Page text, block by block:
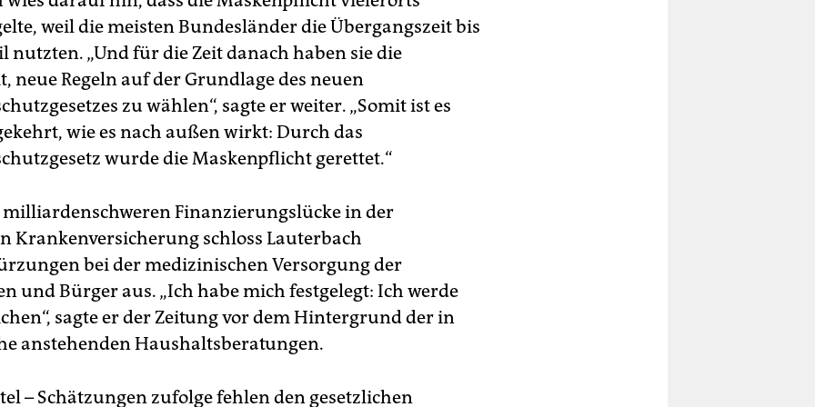
weil die meisten Bundesländer die Übergangszeit bis
nutzten. „Und für die Zeit danach haben sie die
neue Regeln auf der Grundlage des neuen
zu wählen“, sagte er weiter. „Somit ist es
wie es nach außen wirkt: Durch das
wurde die Maskenpflicht gerettet.“
Finanzierungslücke in der
Krankenversicherung schloss Lauterbach
bei der medizinischen Versorgung der
und Bürger aus. „Ich habe mich festgelegt: Ich werde
sagte er der Zeitung vor dem Hintergrund der in
anstehenden Haushaltsberatungen.
– Schätzungen zufolge fehlen den gesetzlichen